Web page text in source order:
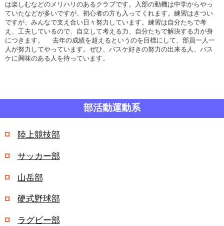
は楽しむなどのメリハリのあるクラブです。入部の動機は中学からやっ
ていたなどが多いですが、初心者の方も入ってくれます。練習はきつい
ですが、みんなで支え合い日々努力しています。練習は自分たちで考
え、工夫しているので、自立して考える力、自分たちで解決する力が身
につきます。 去年の成績を超えるというのを目標にして、部員一人一
人が努力してやっています。ぜひ、バスケ好きの努力の出来る人、バス
ケに興味のある人を待っています。
部活動運動系
陸上競技部
サッカー部
山岳部
硬式野球部
ラグビー部